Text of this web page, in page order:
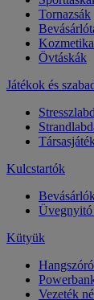
Tornazsák
Övtáskák
Játékok és
Kulcstartók
Kütyük
Vezeték